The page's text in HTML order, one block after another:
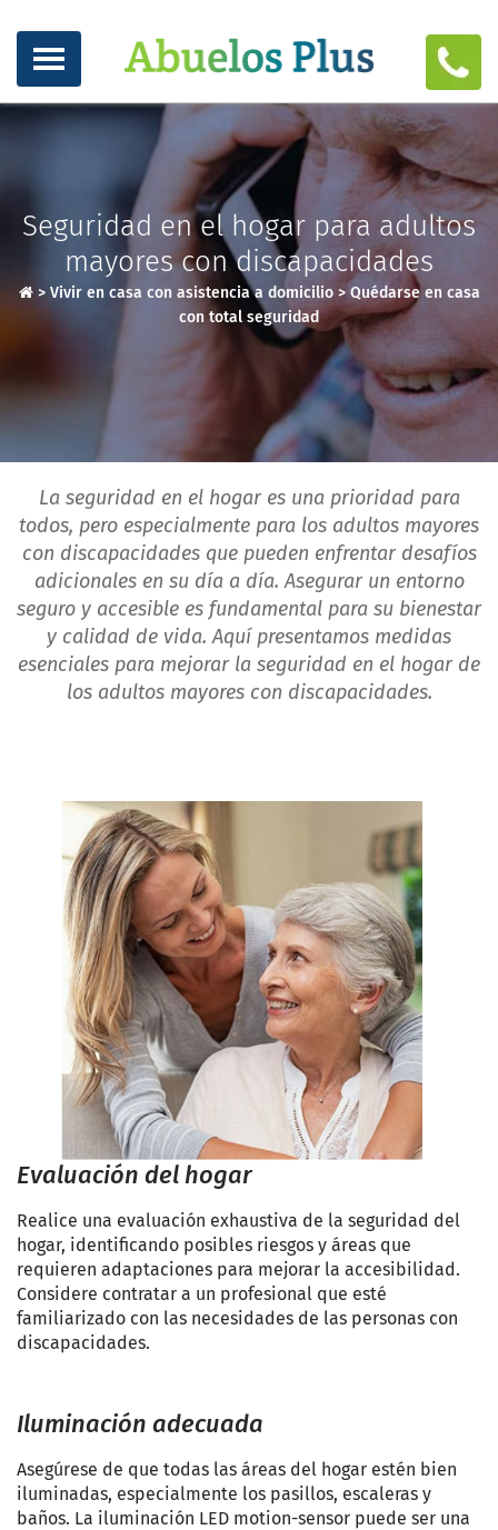
Seguridad en el hogar para adultos
mayores con discapacidades
> Vivir en casa con asistencia a domicilio> Quédarse en casa
con total seguridad
La seguridad en el hogar es una prioridad para
todos, pero especialmente para los adultos mayores
con discapacidades que pueden enfrentar desafíos
adicionales en su día a día. Asegurar un entorno
seguro y accesible es fundamental para su bienestar
y calidad de vida. Aquí presentamos medidas
esenciales para mejorar la seguridad en el hogar de
los adultos mayores con discapacidades.
Evaluación del hogar
Realice una evaluación exhaustiva de la seguridad del
hogar, identificando posibles riesgos y áreas que
requieren adaptaciones para mejorar la accesibilidad.
Considere contratar a un profesional que esté
familiarizado con las necesidades de las personas con
discapacidades.
Iluminación adecuada
Asegúrese de que todas las áreas del hogar estén bien
iluminadas, especialmente los pasillos, escaleras y
baños. La iluminación LED motion-sensor puede ser una